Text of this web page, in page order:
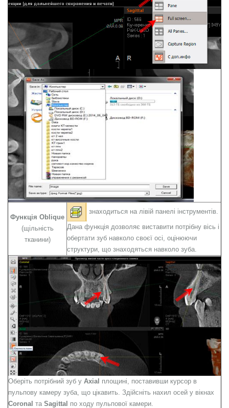
Функція Oblique
(щільність
тканини)
знаходиться на лівій панелі інструментів.
Дана функція дозволяє виставити потрібну вісь і
обертати зуб навколо своєї осі, оцінюючи
структури, що знаходяться навколо зуба.
Оберіть потрібний зуб у Axial площині, поставивши курсор в
пульпову камеру зуба, що цікавить. Здійсніть нахил осей у вікнах
Coronal та Sagittal по ходу пульпової камери.